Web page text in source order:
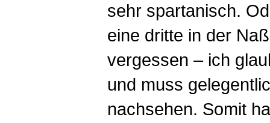
sehr spartanisch.
eine dritte in der
vergessen – ich
und muss
nachsehen. Somit